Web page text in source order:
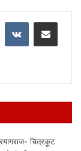
Reddit VKontakteShare via Email